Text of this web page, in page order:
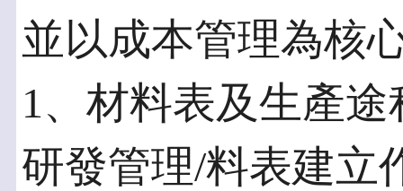
並以成本管理為核
1、材料表及生產途
研發管理/料表建立